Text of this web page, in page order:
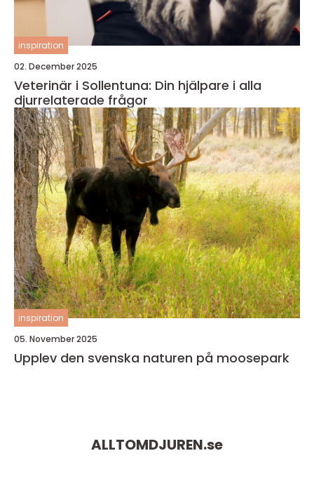
inspiration
02. December 2025
Veterinär i Sollentuna: Din hjälpare i alla
djurrelaterade frågor
inspiration
05. November 2025
Upplev den svenska naturen på moosepark
ALLTOMDJUREN.se